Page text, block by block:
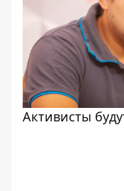
Активисты